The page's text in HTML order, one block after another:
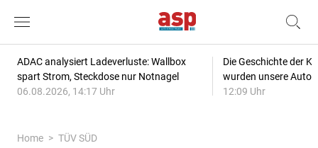
ADAC analysiert Ladeverluste: Wallbox
spart Strom, Steckdose nur Notnagel
06.08.2026, 14:17 Uhr
Die Geschichte der
wurden unsere
12:09 Uhr
Home
TÜV SÜD